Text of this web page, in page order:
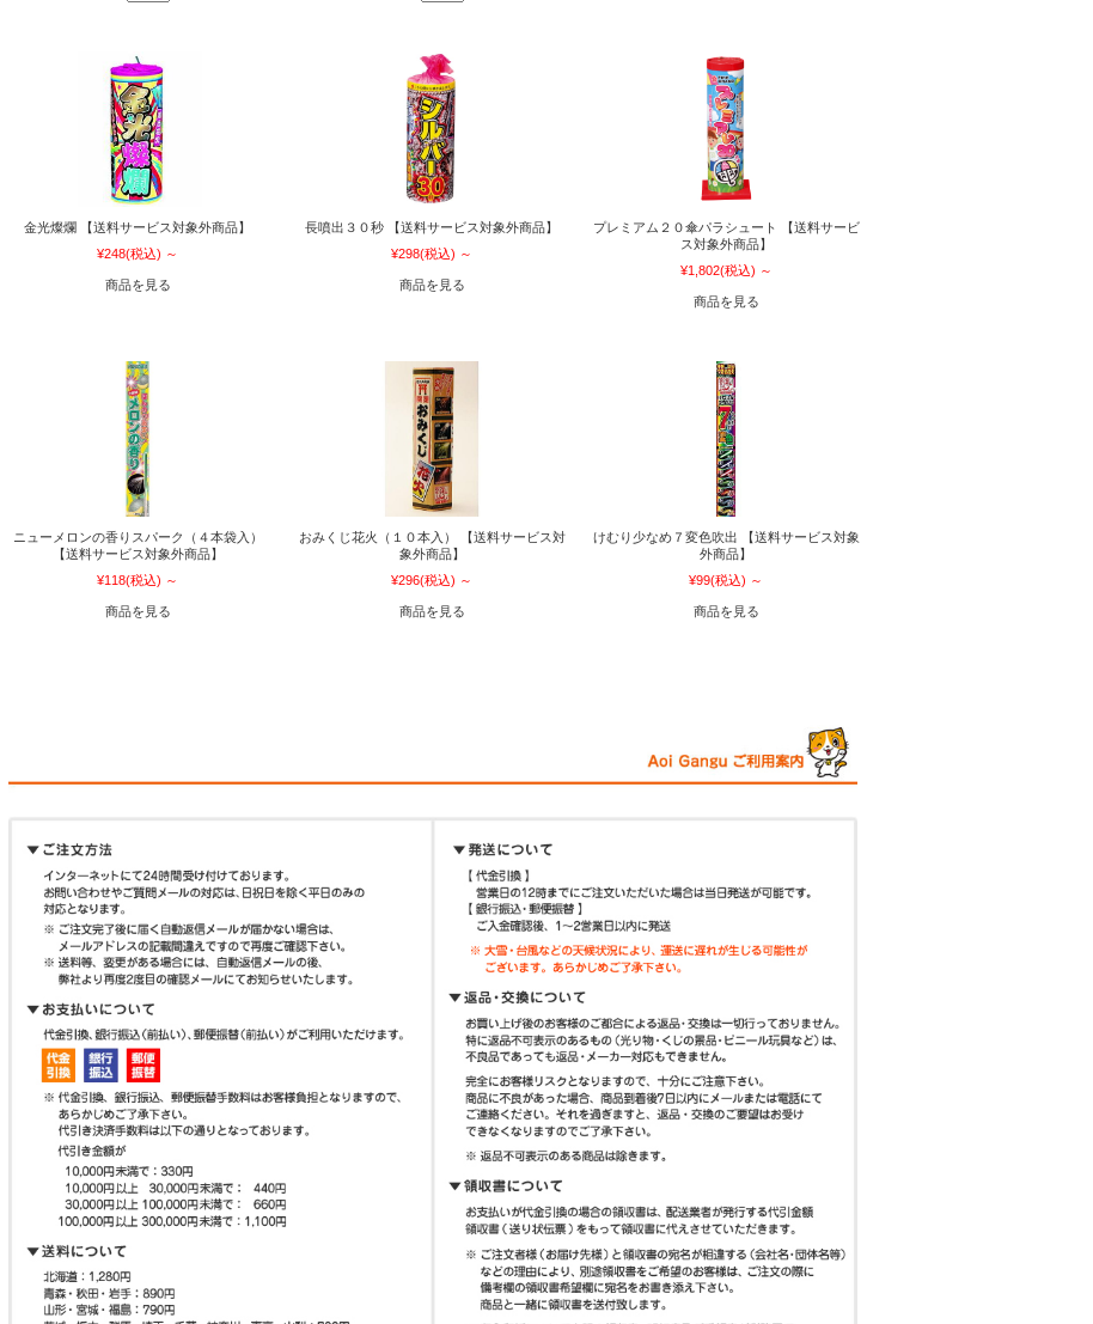
金光燦爛 【送料サービス対象外商品】
¥248(税込) ～
商品を見る
長噴出３０秒 【送料サービス対象外商品】
¥298(税込) ～
商品を見る
プレミアム２０傘パラシュート 【送料サービ
ス対象外商品】
¥1,802(税込) ～
商品を見る
ニューメロンの香りスパーク（４本袋入）
【送料サービス対象外商品】
¥118(税込) ～
商品を見る
おみくじ花火（１０本入） 【送料サービス対
象外商品】
¥296(税込) ～
商品を見る
けむり少なめ７変色吹出 【送料サービス対象
外商品】
¥99(税込) ～
商品を見る